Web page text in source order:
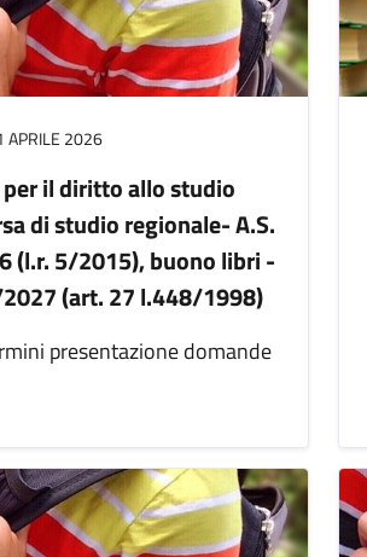
APRILE 2026
il diritto allo studio
di studio regionale- A.S.
(l.r. 5/2015), buono libri -
(art. 27 l.448/1998)
presentazione domande